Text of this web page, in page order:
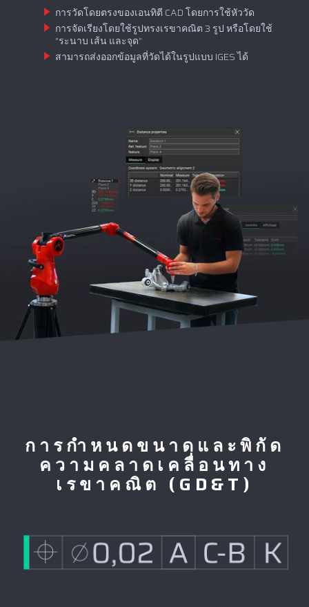
การวัดโดยตรงของเอนทิตี CAD โดยการใช้หัววัด
การจัดเรียงโดยใช้รูปทรงเรขาคณิต 3 รูป หรือโดยใช้
“ระนาบ เส้น และจุด”
สามารถส่งออกข้อมูลที่วัดได้ในรูปแบบ IGES ได้
การกำหนดขนาดและพิกัด
ความคลาดเคลื่อนทาง
เรขาคณิต (GD&T)